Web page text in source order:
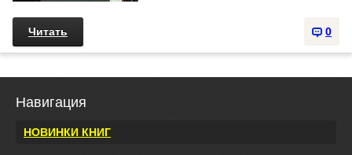
0
Читать
Навигация
НОВИНКИ КНИГ